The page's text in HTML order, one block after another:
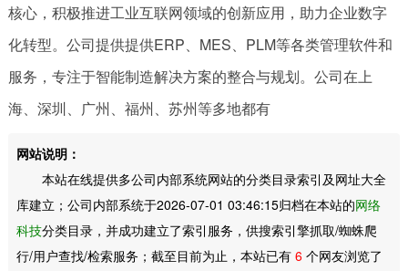
核心，积极推进工业互联网领域的创新应用，助力企业数字
化转型。公司提供提供ERP、MES、PLM等各类管理软件和
服务，专注于智能制造解决方案的整合与规划。公司在上
海、深圳、广州、福州、苏州等多地都有
网站说明：
本站在线提供多公司内部系统网站的分类目录索引及网址大全
库建立；公司内部系统于2026-07-01 03:46:15归档在本站的网络
科技分类目录，并成功建立了索引服务，供搜索引擎抓取/蜘蛛爬
行/用户查找/检索服务；截至目前为止，本站已有 6个网友浏览了